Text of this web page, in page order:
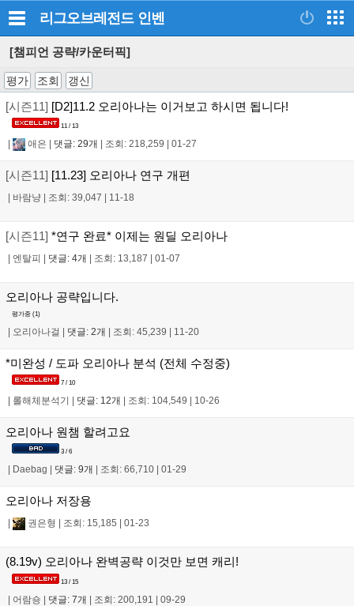
리그오브레전드 인벤
[챔피언 공략/카운터픽]
평가 조회 갱신
[시즌11] [D2]11.2 오리아나는 이거보고 하시면 됩니다!
11 / 13
애은 댓글: 29개 조회: 218,259 01-27
[시즌11] [11.23] 오리아나 연구 개편
바람냥 조회: 39,047 11-18
[시즌11] *연구 완료* 이제는 원딜 오리아나
엔탈피 댓글: 4개 조회: 13,187 01-07
오리아나 공략입니다.
평가중 (1)
| 오리아나걸 | 댓글: 2개 | 조회: 45,239 | 11-20
*미완성 / 도파 오리아나 분석 (전체 수정중)
7 / 10
롤해체분석기 댓글: 12개 조회: 104,549 10-26
오리아나 원챔 할려고요
3 / 6
Daebag 댓글: 9개 조회: 66,710 01-29
오리아나 저장용
권은형 조회: 15,185 01-23
(8.19v) 오리아나 완벽공략 이것만 보면 캐리!
13 / 15
| 어람숑 | 댓글: 7개 | 조회: 200,191 | 09-29